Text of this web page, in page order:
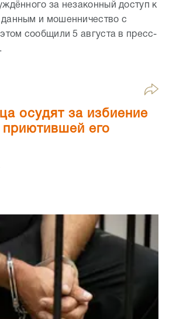
за незаконный доступ к
и мошенничество с
сообщили 5 августа в пресс-
осудят за избиение
его